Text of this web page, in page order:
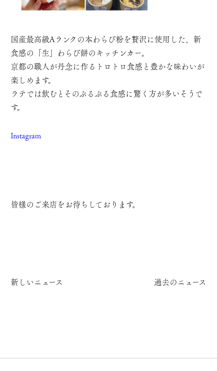
国産最高級Aランクの本わらび粉を贅沢に使用した、新
食感の「生」わらび餅のキッチンカー。
京都の職人が丹念に作るトロトロ食感と豊かな味わいが
楽しめます。
ラテでは飲むとそのぷるぷる食感に驚く方が多いそうで
す。
Instagram
皆様のご来店をお待ちしております。
新しいニュース 過去のニュース